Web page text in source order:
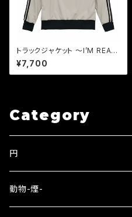
トラックジャケット 〜I’M READ
Y.〜
¥7,700
Category
円
EN
動物-煙-